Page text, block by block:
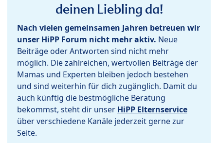
deinen Liebling da!
Nach vielen gemeinsamen Jahren betreuen wir
unser HiPP Forum nicht mehr aktiv. Neue
Beiträge oder Antworten sind nicht mehr
möglich. Die zahlreichen, wertvollen Beiträge der
Mamas und Experten bleiben jedoch bestehen
und sind weiterhin für dich zugänglich. Damit du
auch künftig die bestmögliche Beratung
bekommst, steht dir unser HiPP Elternservice
über verschiedene Kanäle jederzeit gerne zur
Seite.